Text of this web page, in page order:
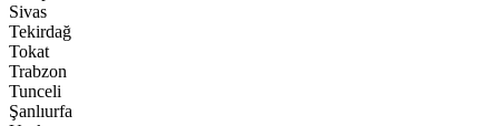
Sivas
Tekirdağ
Tokat
Trabzon
Tunceli
Şanlıurfa